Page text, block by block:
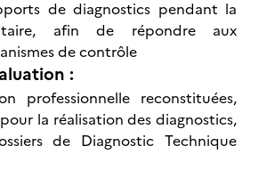
de diagnostics pendant la
afin de répondre aux
de contrôle
:
professionnelle reconstituées,
la réalisation des diagnostics,
de Diagnostic Technique